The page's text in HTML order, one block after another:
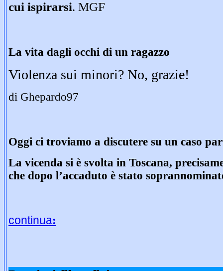
cui ispirarsi. MGF
La vita dagli occhi di un ragazzo
Violenza sui minori? No, grazie!
di Ghepardo97
Oggi ci troviamo a discutere su un caso
La vicenda si è svolta in Toscana,
che dopo l’accaduto è stato
continua: